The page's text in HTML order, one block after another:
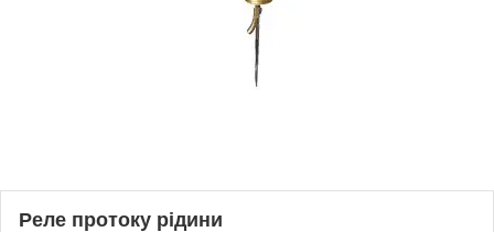
Реле протоку рідини